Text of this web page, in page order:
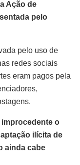
Ação de
pelo
pelo uso de
redes sociais
eram pagos pela
o
ilícita de
ainda cabe